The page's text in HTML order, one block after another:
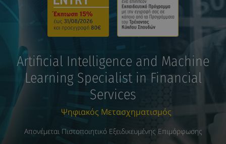
Artificial Intelligence and Machine
Learning Specialist in Financial
Services
Ψηφιακός Μετασχηματισμός
Απονέμεται Πιστοποιητικό Εξειδικευμένης Επιμόρφωσης